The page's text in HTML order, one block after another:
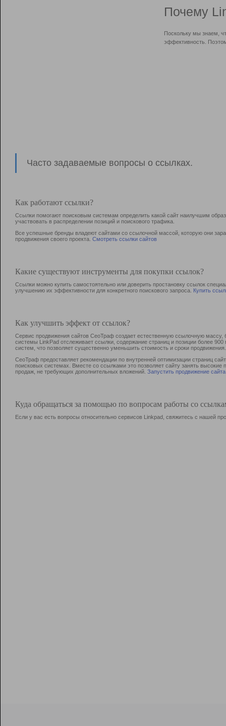
Почему
Поскольку мы знаем,
эффективность.
Часто задаваемые вопросы о ссылках.
Как работают ссылки?
Ссылки помогают поисковым системам определить какой сайт наилучшим
участвовать в раcпределении позиций и поискового трафика.
Все успешные бренды владеют сайтами со ссылочной массой, которую они
продвижения своего проекта. Смотреть ссылки сайтов
Какие существуют инструменты для покупки ссылок?
Ссылки можно купить самостоятельно или доверить простановку ссылок
улучшению их эффективности для конкретного поискового запроса. Купить
Как улучшить эффект от ссылок?
Сервис продвижения сайтов СеоТраф создает естественную ссылочную
системы LinkPad отслеживает ссылки, содержание страниц и позиции более
систем, что позволяет существенно уменьшить стоимость и сроки продвижения.
СеоТраф предоставляет рекомендации по внутренней оптимизации страниц
поисковых системах. Вместе со ссылками это позволяет сайту занять
продаж, не требующих дополнительных вложений. Запустить продвижение сайта
Куда обращаться за помощью по вопросам работы со
Если у вас есть вопросы относительно сервисов Linkpad, свяжитесь с нашей